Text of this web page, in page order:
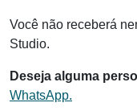
Você não receberá
Studio.
Deseja alguma
WhatsApp.